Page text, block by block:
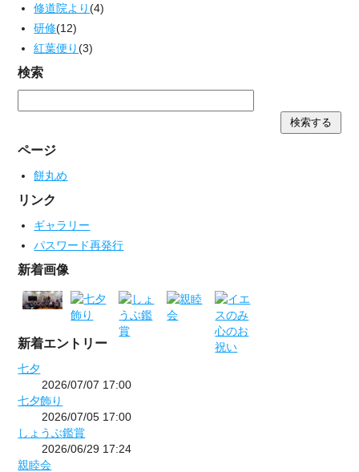
修道院より(4)
研修(12)
紅葉便り(3)
検索
ページ
餅丸め
リンク
ギャラリー
パスワード再発行
新着画像
新着エントリー
七夕
2026/07/07 17:00
七夕飾り
2026/07/05 17:00
しょうぶ鑑賞
2026/06/29 17:24
親睦会